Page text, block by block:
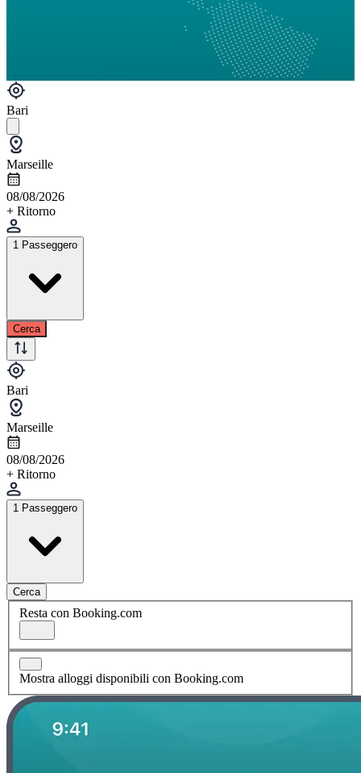
Bari
Marseille
08/08/2026
+ Ritorno
1 Passeggero
Cerca
Bari
Marseille
08/08/2026
+ Ritorno
1 Passeggero
Cerca
Resta con Booking.com
Mostra alloggi disponibili con Booking.com